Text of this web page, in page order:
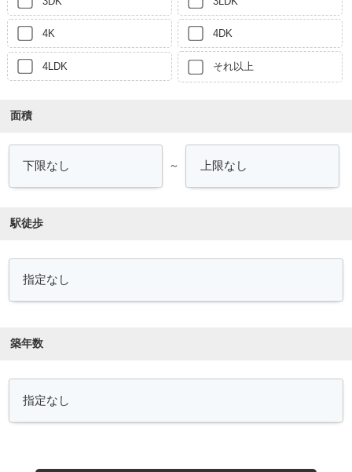
4K 4DK
4LDK それ以上
面積
～
駅徒歩
築年数